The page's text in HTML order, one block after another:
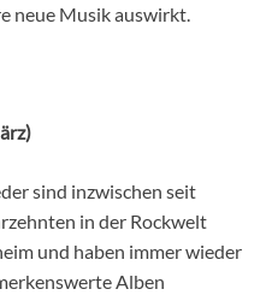
neue Musik auswirkt.
sind inzwischen seit
in der Rockwelt
und haben immer wieder
Alben